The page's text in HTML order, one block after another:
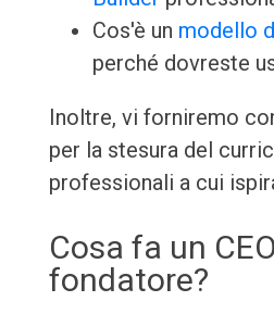
Cos'è un modello
perché dovreste
Inoltre, vi forniremo
per la stesura del
professionali a cui
Cosa fa un
fondatore?